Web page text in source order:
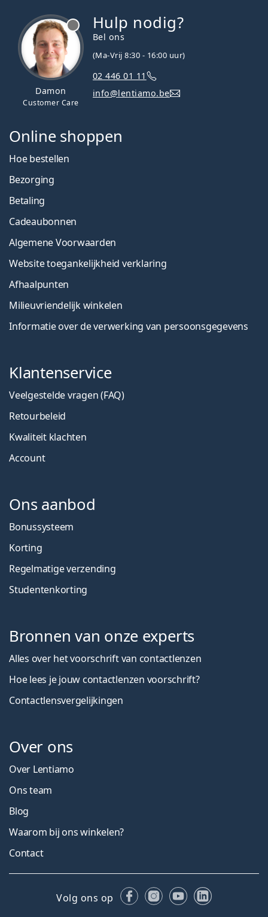
Damon
Customer Care
Hulp nodig?
Bel ons
(Ma-Vrij 8:30 - 16:00 uur)
02 446 01 11
info@lentiamo.be
Online shoppen
Hoe bestellen
Bezorging
Betaling
Cadeaubonnen
Algemene Voorwaarden
Website toegankelijkheid verklaring
Afhaalpunten
Milieuvriendelijk winkelen
Informatie over de verwerking van persoonsgegevens
Klantenservice
Veelgestelde vragen (FAQ)
Retourbeleid
Kwaliteit klachten
Account
Ons aanbod
Bonussysteem
Korting
Regelmatige verzending
Studentenkorting
Bronnen van onze experts
Alles over het voorschrift van contactlenzen
Hoe lees je jouw contactlenzen voorschrift?
Contactlensvergelijkingen
Over ons
Over Lentiamo
Ons team
Blog
Waarom bij ons winkelen?
Contact
Volg ons op FacebookInstagram
YouTubeLinkedIn